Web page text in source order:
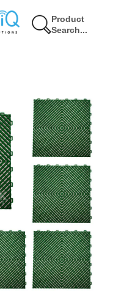
Product
Search...
10% Έκπτωση